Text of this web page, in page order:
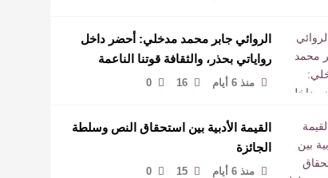
الروائي جابر محمد مدخلي: أحضر داخل
رواياتي بحذر، والثقافة قوتنا الناعمة
لمخاطبة العالم.
منذ 6 أيام 16
0
القيمة الأدبية بين استحقاق النص وسلطة
الجائزة
منذ 6 أيام 15
0